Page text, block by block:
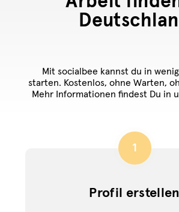
Mit socialbee kannst du in
starten. Kostenlos, ohne Warten,
Mehr Informationen findest Du in
1
Profil erstellen